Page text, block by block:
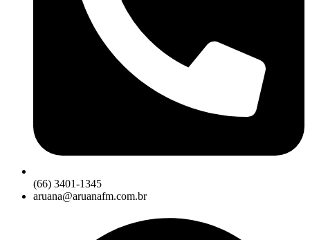
(66) 3401-1345
aruana@aruanafm.com.br